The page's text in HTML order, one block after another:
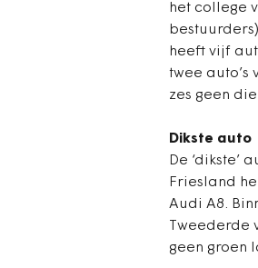
het college
heeft vijf
twee auto’s
zes geen
Dikste auto
De ‘dikste’
Friesland
Audi A8.
geen groen